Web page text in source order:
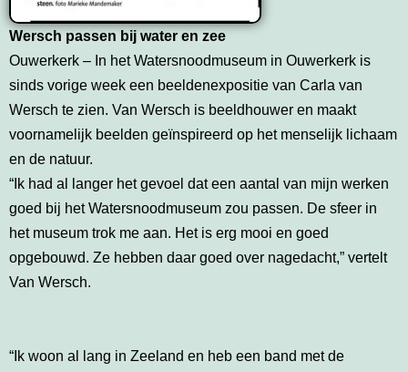
Wersch passen bij water en zee
Ouwerkerk – In het Watersnoodmuseum in Ouwerkerk is
sinds vorige week een beeldenexpositie van Carla van
Wersch te zien. Van Wersch is beeldhouwer en maakt
voornamelijk beelden geïnspireerd op het menselijk lichaam
en de natuur.
“Ik had al langer het gevoel dat een aantal van mijn werken
goed bij het Watersnoodmuseum zou passen. De sfeer in
het museum trok me aan. Het is erg mooi en goed
opgebouwd. Ze hebben daar goed over nagedacht,” vertelt
Van Wersch.
“Ik woon al lang in Zeeland en heb een band met de